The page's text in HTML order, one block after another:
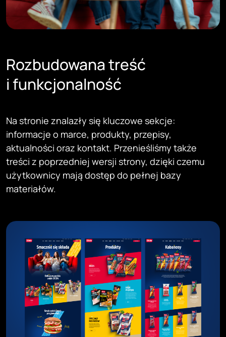
Rozbudowana treść
i funkcjonalność
Na stronie znalazły się kluczowe sekcje:
informacje o marce, produkty, przepisy,
aktualności oraz kontakt. Przenieśliśmy także
treści z poprzedniej wersji strony, dzięki czemu
użytkownicy mają dostęp do pełnej bazy
materiałów.